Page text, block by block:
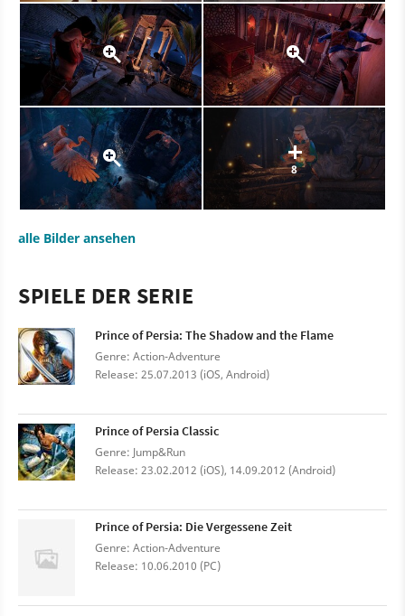
8
alle Bilder ansehen
SPIELE DER SERIE
Prince of Persia: The Shadow and the Flame
Genre: Action-Adventure
Release: 25.07.2013 (iOS, Android)
Prince of Persia Classic
Genre: Jump&Run
Release: 23.02.2012 (iOS), 14.09.2012 (Android)
Prince of Persia: Die Vergessene Zeit
Genre: Action-Adventure
Release: 10.06.2010 (PC)